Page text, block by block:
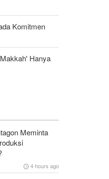
Komitmen
Hanya
Meminta
4 hours ago